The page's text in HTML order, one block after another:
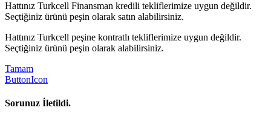
Hattınız Turkcell Finansman kredili tekliflerimize uygun değildir.
Seçtiğiniz ürünü peşin olarak satın alabilirsiniz.
Hattınız Turkcell peşine kontratlı tekliflerimize uygun değildir.
Seçtiğiniz ürünü peşin olarak alabilirsiniz.
Tamam
ButtonIcon
Sorunuz İletildi.